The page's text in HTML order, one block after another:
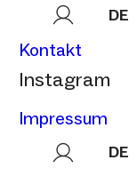
DE
Kontakt
Instagram
Impressum
DE